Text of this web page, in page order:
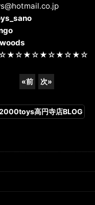
«前 次»
高円寺店BLOG